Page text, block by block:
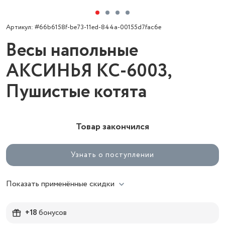
Артикул: #66b6158f-be73-11ed-844a-00155d7fac6e
Весы напольные
АКСИНЬЯ КС-6003,
Пушистые котята
Товар закончился
Узнать о поступлении
Показать применённые скидки
+18бонусов